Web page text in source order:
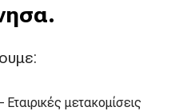
μετακομίσεις